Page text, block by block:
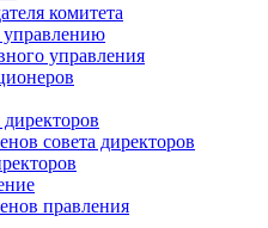
комитета
управлению
управления
директоров
совета директоров
правления